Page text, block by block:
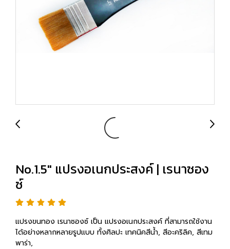
No.1.5" แปรงอเนกประสงค์ | เรนาซอง
ซ์
แปรงขนทอง เรนาซองซ์ เป็น แปรงอเนกประสงค์ ที่สามารถใช้งาน
ได้อย่างหลากหลายรูปแบบ ทั้งศิลปะ เทคนิคสีน้ำ, สีอะคริลิค, สีเทม
พาร่า,